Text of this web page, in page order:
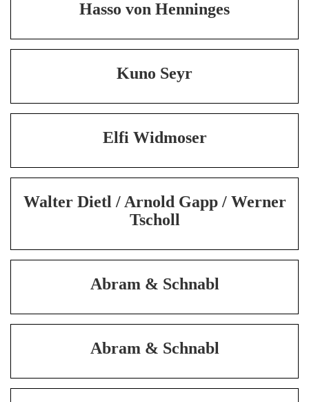
Hasso von Henninges
Kuno Seyr
Elfi Widmoser
Walter Dietl / Arnold Gapp / Werner
Tscholl
Abram & Schnabl
Abram & Schnabl